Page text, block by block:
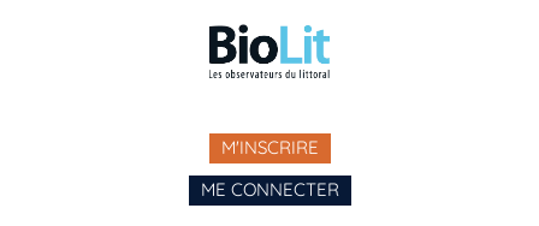
M'INSCRIRE
ME CONNECTER